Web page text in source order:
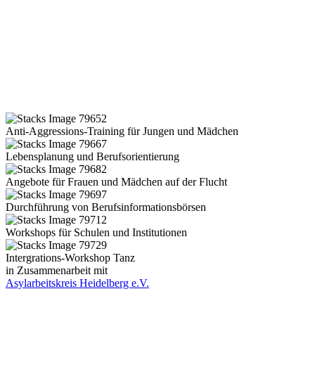
Anti-Aggressions-Training für Jungen und Mädchen
Lebensplanung und Berufsorientierung
Angebote für Frauen und Mädchen auf der Flucht
Durchführung von Berufsinformationsbörsen
Workshops für Schulen und Institutionen
Intergrations-Workshop Tanz
in Zusammenarbeit mit
Asylarbeitskreis Heidelberg e.V.